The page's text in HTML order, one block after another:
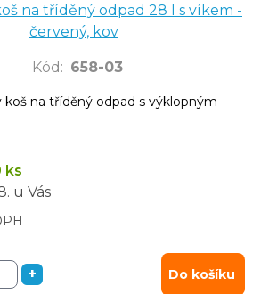
na tříděný odpad 28 l s víkem -
červený, kov
Kód : 658-03
koš na tříděný odpad s výklopným
ks
u Vás
+ Do košíku